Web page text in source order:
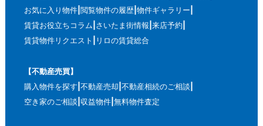
お気に入り物件 閲覧物件の履歴 物件ギャラリー
賃貸お役立ちコラム さいたま街情報 来店予約
賃貸物件リクエスト
リロの賃貸総合
【不動産売買】
購入物件を探す 不動産売却 不動産相続のご相談
空き家のご相談 収益物件 無料物件査定